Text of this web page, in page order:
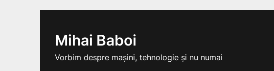
Mihai Baboi
Vorbim despre mașini, tehnologie și nu numai